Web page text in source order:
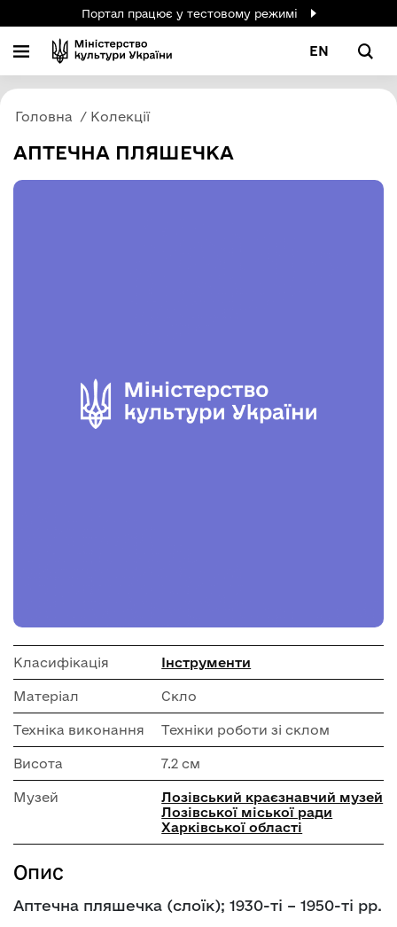
Портал працює у тестовому режимі
EN
Головна Колекції
АПТЕЧНА ПЛЯШЕЧКА
Класифікація Інструменти
Матеріал Скло
Техніка виконання Техніки роботи зі склом
Висота 7.2 см
Музей
Лозівський краєзнавчий музей
Лозівської міської ради
Харківської області
Опис
Аптечна пляшечка (слоїк); 1930-ті – 1950-ті рр.